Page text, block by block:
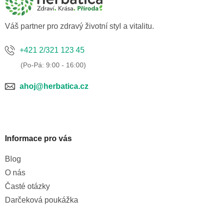
Váš partner pro zdravý životní styl a vitalitu.
+421 2/321 123 45
ahoj@herbatica.cz
Informace pro vás
Blog
O nás
Časté otázky
Darčeková poukážka